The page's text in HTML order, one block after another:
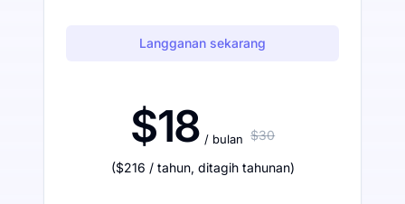
Langganan sekarang
$18 / bulan $30
($216 / tahun, ditagih tahunan)